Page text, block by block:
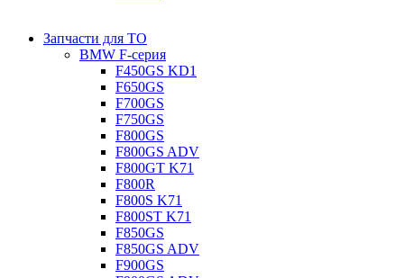
Запчасти для ТО
BMW F-серия
F450GS KD1
F650GS
F700GS
F750GS
F800GS
F800GS ADV
F800GT K71
F800R
F800S K71
F800ST K71
F850GS
F850GS ADV
F900GS